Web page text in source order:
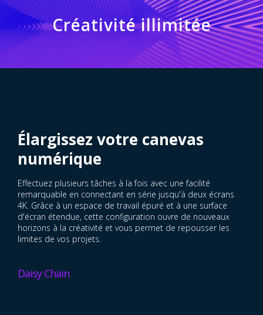
Créativité illimitée
Élargissez votre canevas
numérique
Effectuez plusieurs tâches à la fois avec une facilité
remarquable en connectant en série jusqu'à deux écrans
4K. Grâce à un espace de travail épuré et à une surface
d'écran étendue, cette configuration ouvre de nouveaux
horizons à la créativité et vous permet de repousser les
limites de vos projets.
Daisy Chain